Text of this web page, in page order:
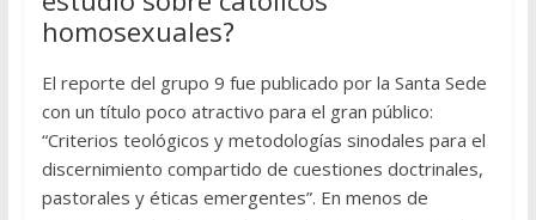
homosexuales?
El reporte del grupo 9 fue publicado por la Santa Sede
con un título poco atractivo para el gran público:
“Criterios teológicos y metodologías sinodales para el
discernimiento compartido de cuestiones doctrinales,
pastorales y éticas emergentes”. En menos de